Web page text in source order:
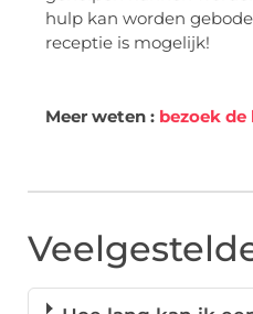
hulp kan worden
receptie is mogelijk!
Meer weten : bezoek de